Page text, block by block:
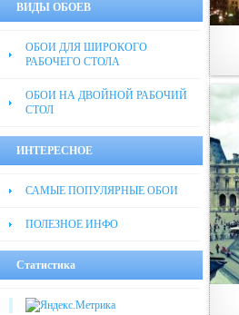
ВИДЫ ОБОЕВ
ОБОИ ДЛЯ ШИРОКОГО
РАБОЧЕГО СТОЛА
ОБОИ НА ДВОЙНОЙ РАБОЧИЙ
СТОЛ
ИНТЕРЕСНОЕ
САМЫЕ ПОПУЛЯРНЫЕ ОБОИ
ПОЛЕЗНОЕ ИНФО
Статистика